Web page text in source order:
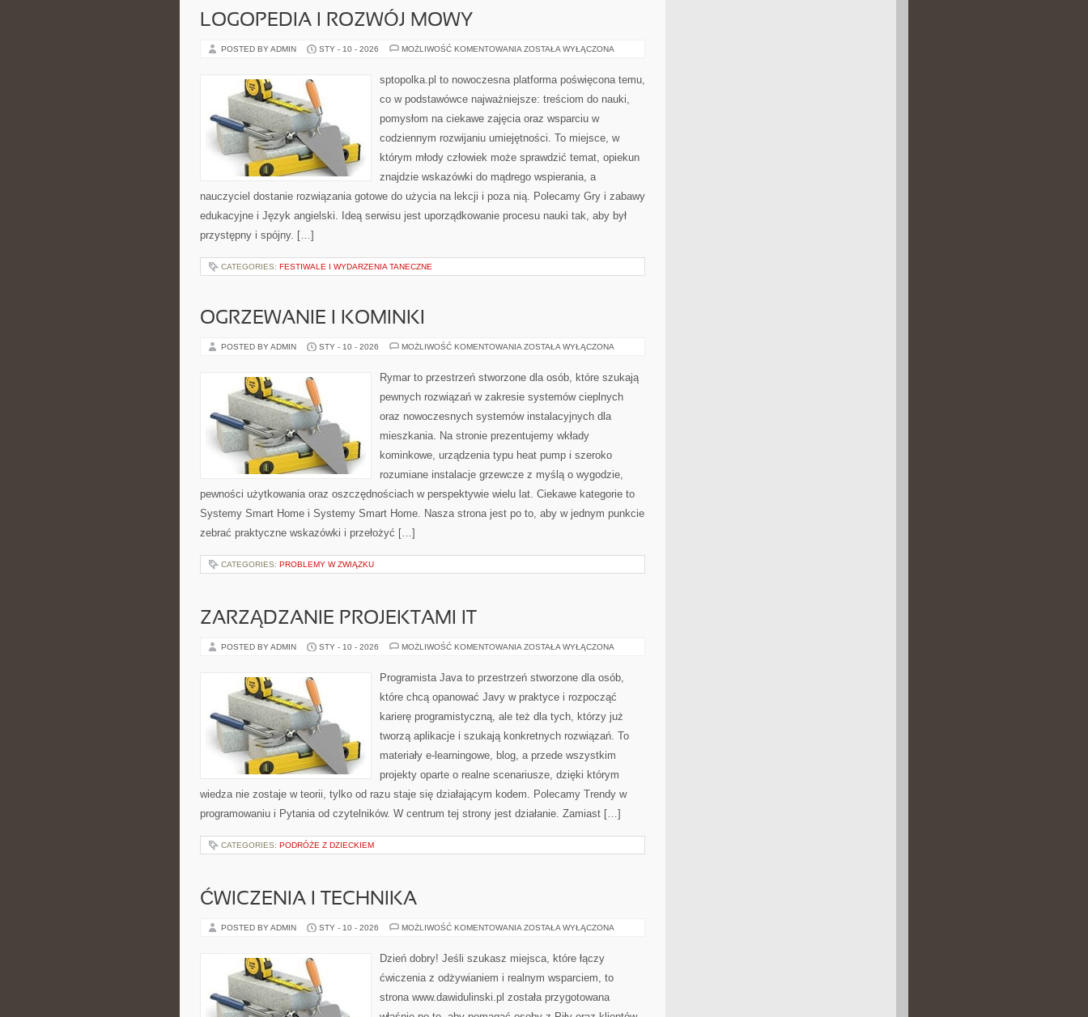
LOGOPEDIA I ROZWÓJ MOWY
POSTED BY ADMIN STY - 10 - 2026 MOŻLIWOŚĆ KOMENTOWANIA LOGOPEDIA
MOWY
ZOSTAŁA WYŁĄCZONA
sptopolka.pl to nowoczesna platforma poświęcona temu,
co w podstawówce najważniejsze: treściom do nauki,
pomysłom na ciekawe zajęcia oraz wsparciu w
codziennym rozwijaniu umiejętności. To miejsce, w
którym młody człowiek może sprawdzić temat, opiekun
znajdzie wskazówki do mądrego wspierania, a
nauczyciel dostanie rozwiązania gotowe do użycia na lekcji i poza nią. Polecamy Gry i zabawy
edukacyjne i Język angielski. Ideą serwisu jest uporządkowanie procesu nauki tak, aby był
przystępny i spójny. […]
CATEGORIES: FESTIWALE I WYDARZENIA TANECZNE
OGRZEWANIE I KOMINKI
POSTED BY ADMIN STY - 10 - 2026 MOŻLIWOŚĆ KOMENTOWANIA OGRZEWANIE
ZOSTAŁA WYŁĄCZONA
Rymar to przestrzeń stworzone dla osób, które szukają
pewnych rozwiązań w zakresie systemów cieplnych
oraz nowoczesnych systemów instalacyjnych dla
mieszkania. Na stronie prezentujemy wkłady
kominkowe, urządzenia typu heat pump i szeroko
rozumiane instalacje grzewcze z myślą o wygodzie,
pewności użytkowania oraz oszczędnościach w perspektywie wielu lat. Ciekawe kategorie to
Systemy Smart Home i Systemy Smart Home. Nasza strona jest po to, aby w jednym punkcie
zebrać praktyczne wskazówki i przełożyć […]
CATEGORIES: PROBLEMY W ZWIĄZKU
ZARZĄDZANIE PROJEKTAMI IT
POSTED BY ADMIN STY - 10 - 2026 MOŻLIWOŚĆ KOMENTOWANIA ZARZĄDZANIE
ZOSTAŁA WYŁĄCZONA
Programista Java to przestrzeń stworzone dla osób,
które chcą opanować Javy w praktyce i rozpocząć
karierę programistyczną, ale też dla tych, którzy już
tworzą aplikacje i szukają konkretnych rozwiązań. To
materiały e-learningowe, blog, a przede wszystkim
projekty oparte o realne scenariusze, dzięki którym
wiedza nie zostaje w teorii, tylko od razu staje się działającym kodem. Polecamy Trendy w
programowaniu i Pytania od czytelników. W centrum tej strony jest działanie. Zamiast […]
CATEGORIES: PODRÓŻE Z DZIECKIEM
ĆWICZENIA I TECHNIKA
POSTED BY ADMIN STY - 10 - 2026 MOŻLIWOŚĆ KOMENTOWANIA ĆWICZENIA
ZOSTAŁA WYŁĄCZONA
Dzień dobry! Jeśli szukasz miejsca, które łączy
ćwiczenia z odżywianiem i realnym wsparciem, to
strona www.dawidulinski.pl została przygotowana